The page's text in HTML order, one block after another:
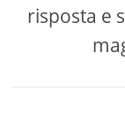
risposta e